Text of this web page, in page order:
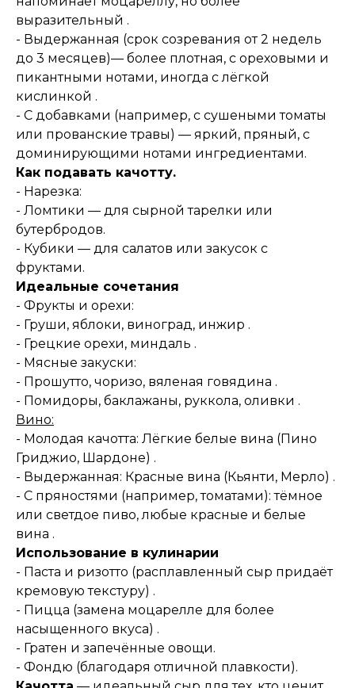
выразительный .
- Выдержанная (срок созревания от 2 недель
до 3 месяцев)— более плотная, с ореховыми и
пикантными нотами, иногда с лёгкой
кислинкой .
- С добавками (например, с сушеными томаты
или прованские травы) — яркий, пряный, с
доминирующими нотами ингредиентами.
Как подавать качотту.
- Нарезка:
- Ломтики — для сырной тарелки или
бутербродов.
- Кубики — для салатов или закусок с
фруктами.
Идеальные сочетания
- Фрукты и орехи:
- Груши, яблоки, виноград, инжир .
- Грецкие орехи, миндаль .
- Мясные закуски:
- Прошутто, чоризо, вяленая говядина .
- Помидоры, баклажаны, руккола, оливки .
Вино:
- Молодая качотта: Лёгкие белые вина (Пино
Гриджио, Шардоне) .
- Выдержанная: Красные вина (Кьянти, Мерло) .
- С пряностями (например, томатами): тёмное
или светдое пиво, любые красные и белые
вина .
Использование в кулинарии
- Паста и ризотто (расплавленный сыр придаёт
кремовую текстуру) .
- Пицца (замена моцарелле для более
насыщенного вкуса) .
- Гратен и запечённые овощи.
- Фондю (благодаря отличной плавкости).